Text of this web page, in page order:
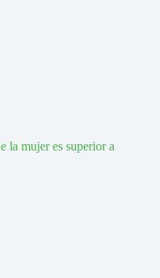
la mujer es superior a